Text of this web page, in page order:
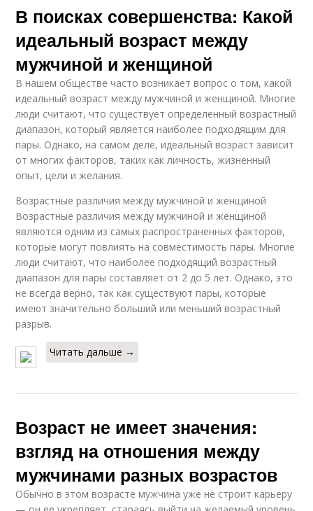
В поисках совершенства: Какой
идеальный возраст между
мужчиной и женщиной
В нашем обществе часто возникает вопрос о том, какой
идеальный возраст между мужчиной и женщиной. Многие
люди считают, что существует определенный возрастный
диапазон, который является наиболее подходящим для
пары. Однако, на самом деле, идеальный возраст зависит
от многих факторов, таких как личность, жизненный
опыт, цели и желания.
Возрастные различия между мужчиной и женщиной
Возрастные различия между мужчиной и женщиной
являются одним из самых распространенных факторов,
которые могут повлиять на совместимость пары. Многие
люди считают, что наиболее подходящий возрастный
диапазон для пары составляет от 2 до 5 лет. Однако, это
не всегда верно, так как существуют пары, которые
имеют значительно больший или меньший возрастный
разрыв.
Читать дальше →
Возраст не имеет значения:
взгляд на отношения между
мужчинами разных возрастов
Обычно в этом возрасте мужчина уже не строит карьеру